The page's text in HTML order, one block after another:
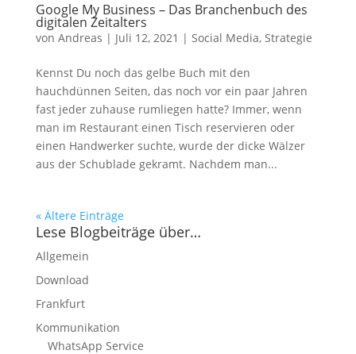
Google My Business – Das Branchenbuch des
digitalen Zeitalters
von Andreas | Juli 12, 2021 | Social Media, Strategie
Kennst Du noch das gelbe Buch mit den
hauchdünnen Seiten, das noch vor ein paar Jahren
fast jeder zuhause rumliegen hatte? Immer, wenn
man im Restaurant einen Tisch reservieren oder
einen Handwerker suchte, wurde der dicke Wälzer
aus der Schublade gekramt. Nachdem man...
« Ältere Einträge
Lese Blogbeiträge über…
Allgemein
Download
Frankfurt
Kommunikation
WhatsApp Service